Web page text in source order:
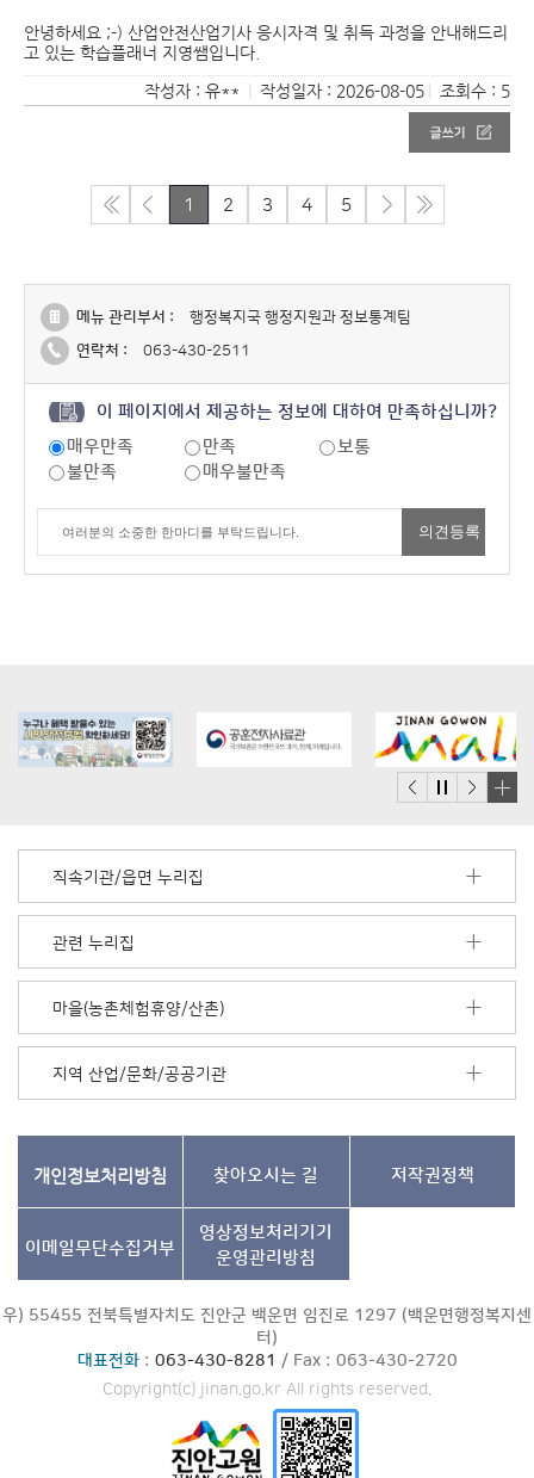
안녕하세요 ;-) 산업안전산업기사 응시자격 및 취득 과정을 안내해드리
고 있는 학습플래너 지영쌤입니다.
작성자 : 유**
작성일자 : 2026-08-05 조회수 : 5
1 2 3 4 5
메뉴 관리부서 :
행정복지국 행정지원과 정보통계팀
연락처 :
063-430-2511
이 페이지에서 제공하는 정보에 대하여 만족하십니까?
매우만족
만족
보통
불만족
매우불만족
더
기
직속기관/읍면 누리집
관련 누리집
마을(농촌체험휴양/산촌)
지역 산업/문화/공공기관
개인정보처리방침 찾아오시는 길 저작권정책
이메일무단수집거부
영상정보처리기기
운영관리방침
우) 55455 전북특별자치도 진안군 백운면 임진로 1297 (백운면행정복지센
터)
대표전화: 063-430-8281 / Fax : 063-430-2720
Copyright(c) jinan.go.kr All rights reserved.